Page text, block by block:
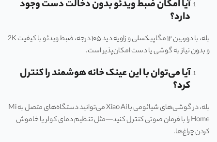
آیا امکان ضبط ویدئو بدون دخالت دست وجود
دارد؟
بله، با دوربین ۱۲ مگاپیکسلی و زاویه دید ۱۰۵ درجه، ضبط ویدئو با کیفیت 2K
و بدون نیاز به گوشی یا دست امکان‌پذیر است.
آیا می‌توان با این عینک خانه هوشمند را کنترل
کرد؟
بله، در گوشی‌های شیائومی با Xiao Ai می‌توانید دستگاه‌های متصل به Mi
Home را با فرمان صوتی کنترل کنید—مثل تنظیم دمای کولر یا خاموش
کردن چراغ‌ها.